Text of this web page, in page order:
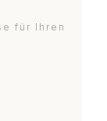
für Ihren